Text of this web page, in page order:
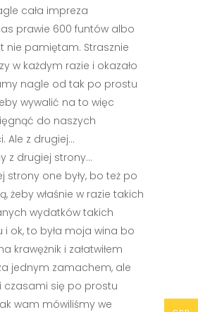
cała impreza
prawie 600 funtów albo
nie pamiętam. Strasznie
w każdym razie i okazało
nagle od tak po prostu
wywalić na to więc
do naszych
Ale z drugiej…
z drugiej strony…
strony one były, bo też po
żeby właśnie w razie takich
wydatków takich
i ok, to była moja wina bo
krawężnik i załatwiłem
jednym zamachem, ale
czasami się po prostu
wam mówiliśmy we